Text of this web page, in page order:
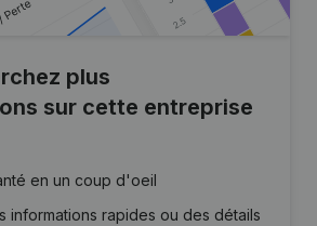
plus
sur cette entreprise
en un coup d'oeil
informations rapides ou des détails